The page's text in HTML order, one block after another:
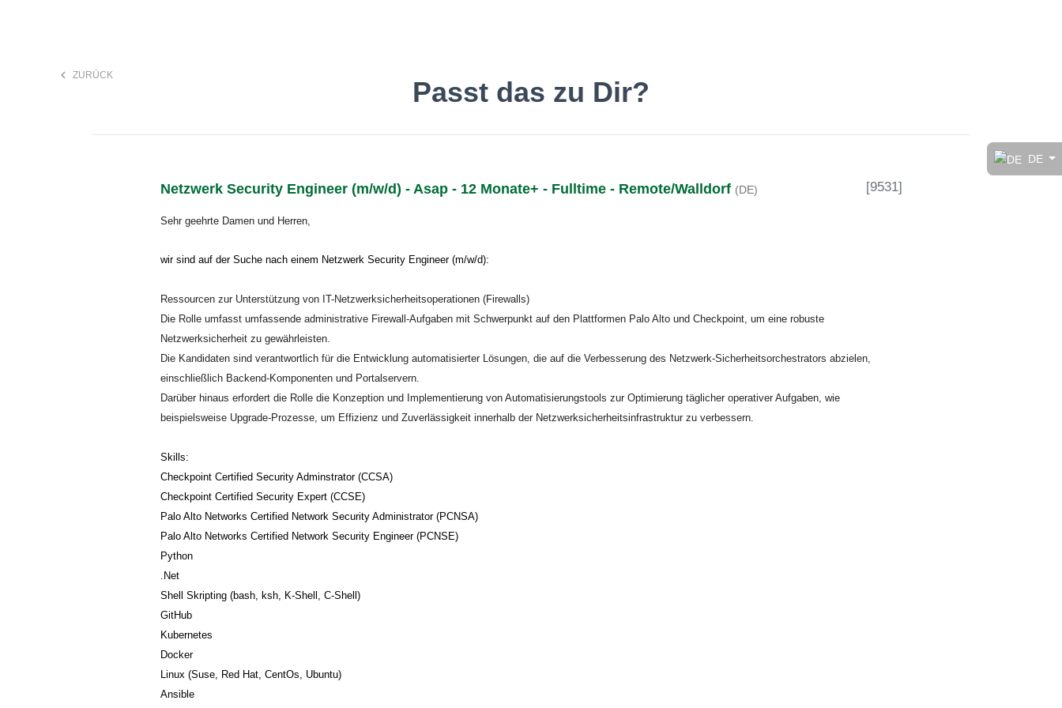
DE
Finde den Job, der Dir gefällt!
keyboard_arrow_left ZURÜCK
Passt das zu Dir?
Netzwerk Security Engineer (m/w/d) - Asap - 12 Monate+ - Fulltime - Remote/Walldorf (DE) [9531]
Sehr geehrte Damen und Herren,
wir sind auf der Suche nach einem Netzwerk Security Engineer (m/w/d):
Ressourcen zur Unterstützung von IT-Netzwerksicherheitsoperationen (Firewalls)
Die Rolle umfasst umfassende administrative Firewall-Aufgaben mit Schwerpunkt auf den Plattformen Palo Alto und Checkpoint, um eine robuste
Netzwerksicherheit zu gewährleisten.
Die Kandidaten sind verantwortlich für die Entwicklung automatisierter Lösungen, die auf die Verbesserung des Netzwerk-Sicherheitsorchestrators abzielen,
einschließlich Backend-Komponenten und Portalservern.
Darüber hinaus erfordert die Rolle die Konzeption und Implementierung von Automatisierungstools zur Optimierung täglicher operativer Aufgaben, wie
beispielsweise Upgrade-Prozesse, um Effizienz und Zuverlässigkeit innerhalb der Netzwerksicherheitsinfrastruktur zu verbessern.
Skills:
Checkpoint Certified Security Adminstrator (CCSA)
Checkpoint Certified Security Expert (CCSE)
Palo Alto Networks Certified Network Security Administrator (PCNSA)
Palo Alto Networks Certified Network Security Engineer (PCNSE)
Python
.Net
Shell Skripting (bash, ksh, K-Shell, C-Shell)
GitHub
Kubernetes
Docker
Linux (Suse, Red Hat, CentOs, Ubuntu)
Ansible